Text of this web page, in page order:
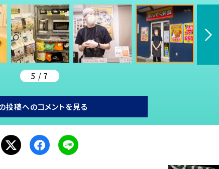
5 / 7
投稿へのコメントを見る